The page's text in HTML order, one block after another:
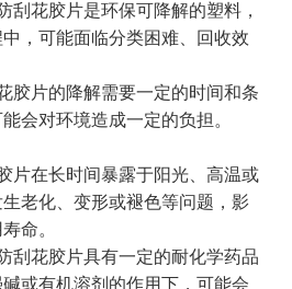
刮花胶片是环保可降解的塑料，
，可能面临分类困难、回收效
胶片的降解需要一定的时间和条
会对环境造成一定的负担。
片在长时间暴露于阳光、高温或
老化、变形或褪色等问题，影
命。
刮花胶片具有一定的耐化学药品
或有机溶剂的作用下，可能会